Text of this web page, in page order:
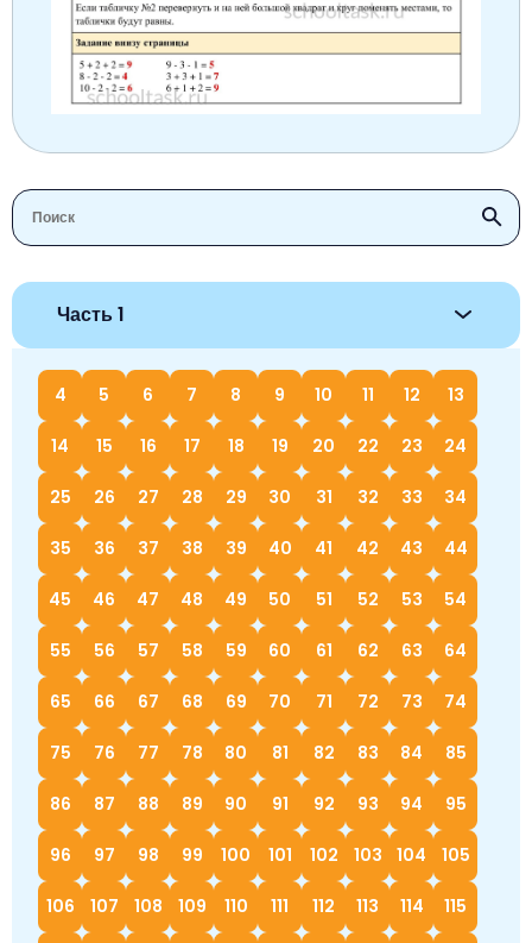
Немецкий язык
География
Биология
Технология
История
Часть 1
4 5 6 7 8 9 10 11 12 13
14 15 16 17 18 19 20 22 23 24
25 26 27 28 29 30 31 32 33 34
35 36 37 38 39 40 41 42 43 44
45 46 47 48 49 50 51 52 53 54
55 56 57 58 59 60 61 62 63 64
65 66 67 68 69 70 71 72 73 74
75 76 77 78 80 81 82 83 84 85
86 87 88 89 90 91 92 93 94 95
96 97 98 99 100 101 102 103 104 105
106 107 108 109 110 111 112 113 114 115